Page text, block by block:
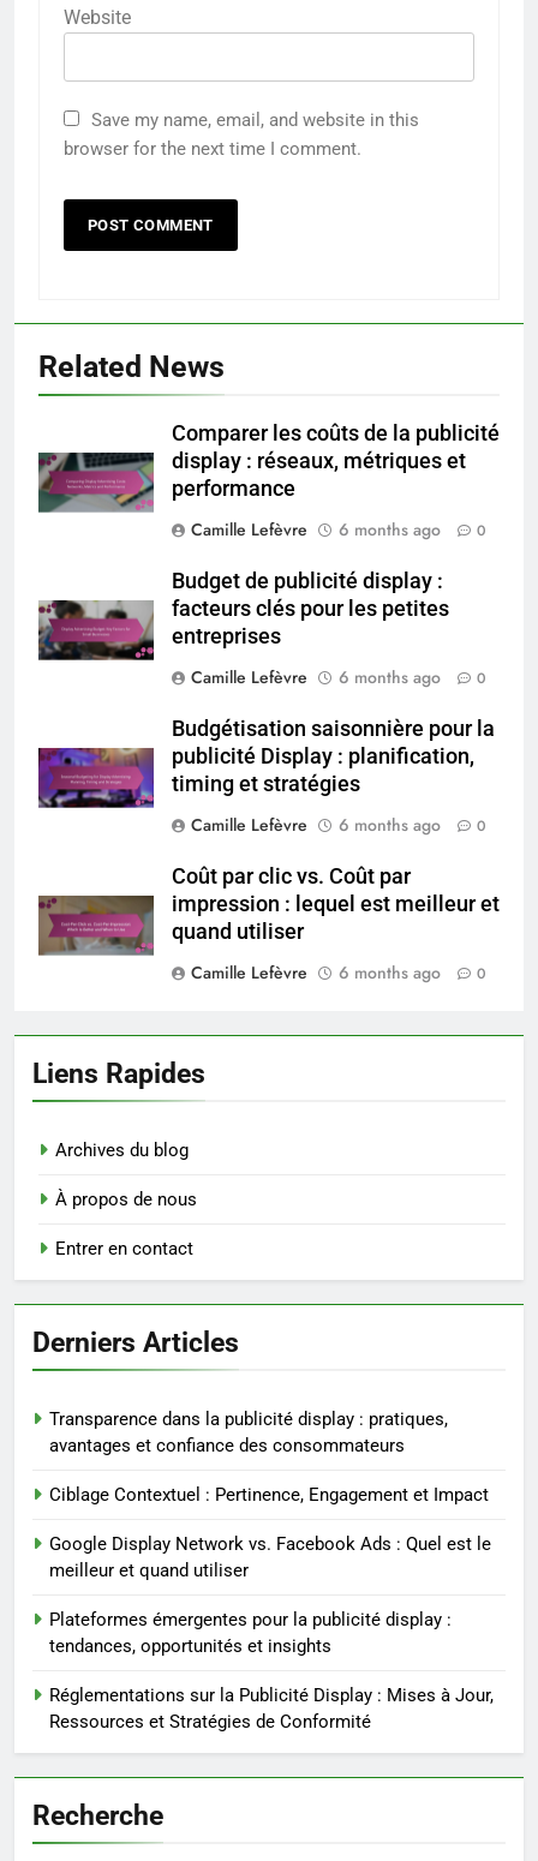
Website
Save my name, email, and website in this
browser for the next time I comment.
Related News
Comparer les coûts de la publicité
display : réseaux, métriques et
performance
Camille Lefèvre
6 months ago 0
Budget de publicité display :
facteurs clés pour les petites
entreprises
Camille Lefèvre
6 months ago 0
Budgétisation saisonnière pour la
publicité Display : planification,
timing et stratégies
Camille Lefèvre
6 months ago 0
Coût par clic vs. Coût par
impression : lequel est meilleur et
quand utiliser
Camille Lefèvre
6 months ago 0
Liens Rapides
Archives du blog
À propos de nous
Entrer en contact
Derniers Articles
Transparence dans la publicité display : pratiques,
avantages et confiance des consommateurs
Ciblage Contextuel : Pertinence, Engagement et Impact
Google Display Network vs. Facebook Ads : Quel est le
meilleur et quand utiliser
Plateformes émergentes pour la publicité display :
tendances, opportunités et insights
Réglementations sur la Publicité Display : Mises à Jour,
Ressources et Stratégies de Conformité
Recherche